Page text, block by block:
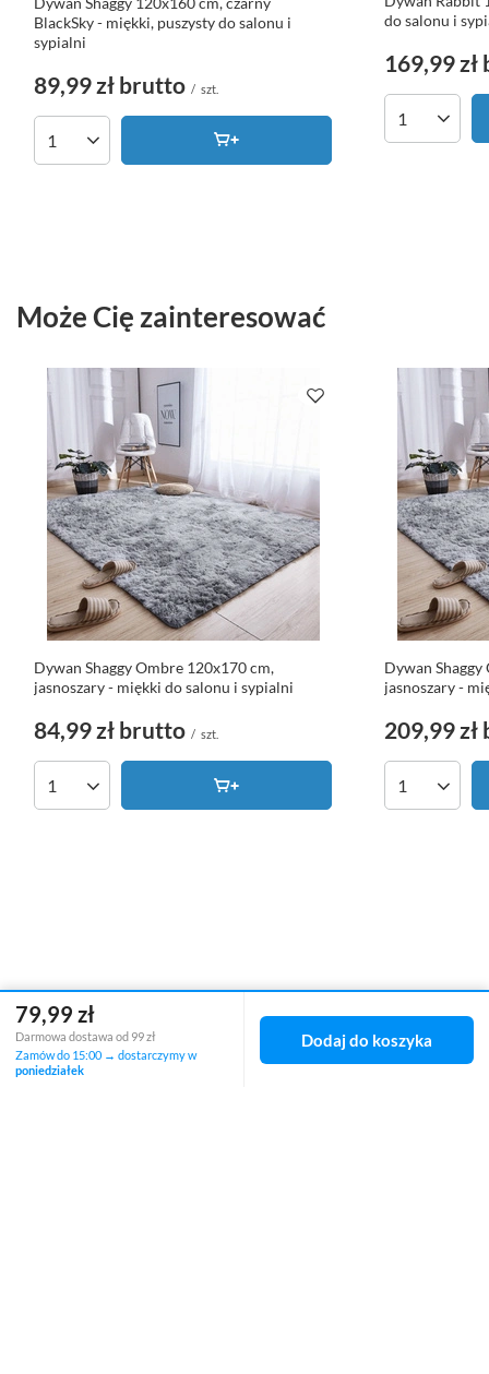
BlackSky - miękki, puszysty do salonu i
sypialni
89,99 zł brutto / szt.
Ilość produktów
do salonu i
169,99 zł
Ilość
Może Cię zainteresować
Dywan Shaggy Ombre 120x170 cm,
jasnoszary - miękki do salonu i sypialni
84,99 zł brutto / szt.
Ilość produktów
Dywan
jasnoszary -
209,99 zł
Ilość
Zamówienia
Status zamówienia
79,99 zł
Darmowa dostawa od 99 zł
Zamów do 15:00 → dostarczymy w
poniedziałek
Dodaj do koszyka